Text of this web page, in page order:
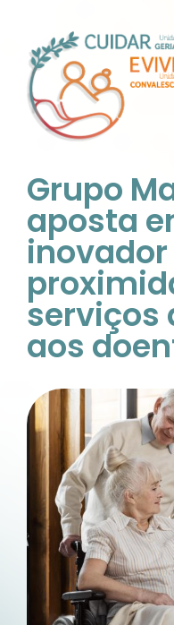
Grupo
aposta
inovador
serviços
aos